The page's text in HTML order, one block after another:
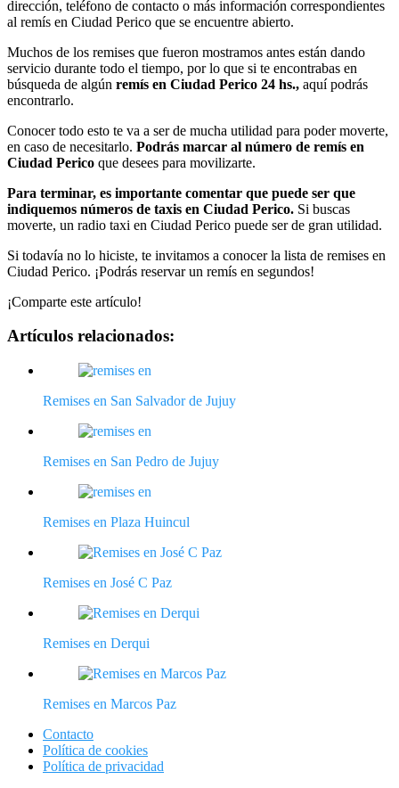
dirección, teléfono de contacto o más información correspondientes
al remís en Ciudad Perico que se encuentre abierto.
Muchos de los remises que fueron mostramos antes están dando
servicio durante todo el tiempo, por lo que si te encontrabas en
búsqueda de algún remís en Ciudad Perico 24 hs., aquí podrás
encontrarlo.
Conocer todo esto te va a ser de mucha utilidad para poder moverte,
en caso de necesitarlo. Podrás marcar al número de remís en
Ciudad Perico que desees para movilizarte.
Para terminar, es importante comentar que puede ser que
indiquemos números de taxis en Ciudad Perico. Si buscas
moverte, un radio taxi en Ciudad Perico puede ser de gran utilidad.
Si todavía no lo hiciste, te invitamos a conocer la lista de remises en
Ciudad Perico. ¡Podrás reservar un remís en segundos!
¡Comparte este artículo!
Artículos relacionados:
Remises en San Salvador de Jujuy
Remises en San Pedro de Jujuy
Remises en Plaza Huincul
Remises en José C Paz
Remises en Derqui
Remises en Marcos Paz
Contacto
Política de cookies
Política de privacidad